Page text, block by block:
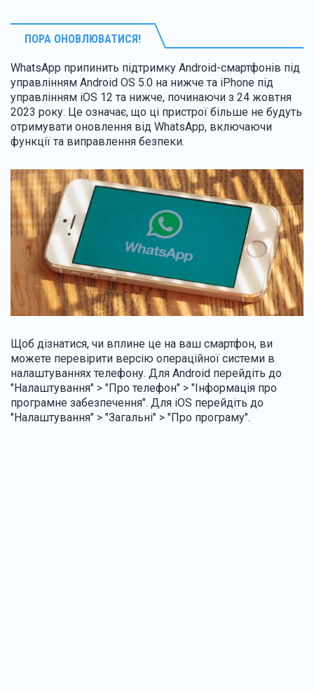
ПОРА ОНОВЛЮВАТИСЯ!
WhatsApp припинить підтримку Android-смартфонів під
управлінням Android OS 5.0 на нижче та iPhone під
управлінням iOS 12 та нижче, починаючи з 24 жовтня
2023 року. Це означає, що ці пристрої більше не будуть
отримувати оновлення від WhatsApp, включаючи
функції та виправлення безпеки.
Щоб дізнатися, чи вплине це на ваш смартфон, ви
можете перевірити версію операційної системи в
налаштуваннях телефону. Для Android перейдіть до
"Налаштування" > "Про телефон" > "Інформація про
програмне забезпечення". Для iOS перейдіть до
"Налаштування" > "Загальні" > "Про програму".